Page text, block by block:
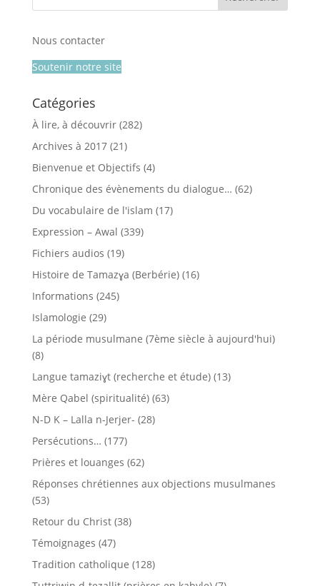
Nous contacter
Soutenir notre site
Catégories
À lire, à découvrir(282)
Archives à 2017(21)
Bienvenue et Objectifs (4)
Chronique des évènements du dialogue… (62)
Du vocabulaire de l'islam (17)
Expression – Awal (339)
Fichiers audios (19)
Histoire de Tamazɣa (Berbérie)(16)
Informations (245)
Islamologie (29)
La période musulmane (7ème siècle à aujourd'hui)
(8)
Langue tamaziɣt (recherche et étude)(13)
Mère Qabel (spiritualité)(63)
N-D K – Lalla n-Jerjer- (28)
Persécutions… (177)
Prières et louanges (62)
Réponses chrétiennes aux objections musulmanes
(53)
Retour du Christ(38)
Témoignages (47)
Tradition catholique (128)